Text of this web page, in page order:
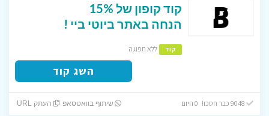
קוד קופון של 15%
הנחה באתר ביוטי ביי !
קוד ללא תפוגה
השג קוד
9048 כבר חסכו! 0 היום שיתוף בוואטסאפ העתק URL